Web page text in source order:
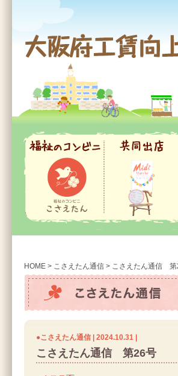
福祉のコンビニ 共同出店
HOME > こさえたん通信 > こさえたん通信 第
●こさえたん通信 | 2024.10.31 |
こさえたん通信 第26号